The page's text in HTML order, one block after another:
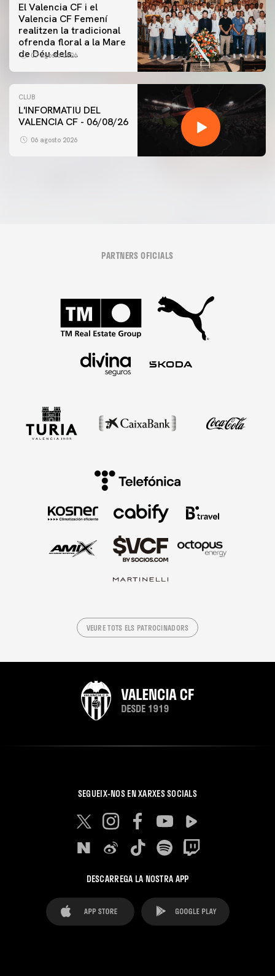
El Valencia CF i el
Valencia CF Femení
realitzen la tradicional
ofrenda floral a la Mare
de Déu dels
07 agosto 2026
CLUB
L'INFORMATIU DEL
VALENCIA CF - 06/08/26
06 agosto 2026
PRIMER EQUIP
ENTRENAMENT DEL VALENCIA CF 6/8/2026
PARTNERS OFICIALS
VEURE TOTS ELS PATROCINADORS
SEGUEIX-NOS EN XARXES SOCIALS
DESCARREGA LA NOSTRA APP